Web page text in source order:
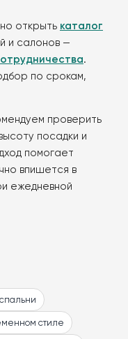
открыть каталог
и салонов —
.
по срокам,
проверить
посадки и
помогает
впишется в
ежедневной
стиле